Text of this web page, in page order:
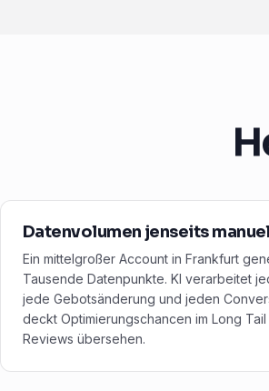
Datenvolumen jenseits
Ein mittelgroßer Account in Frankfurt
Tausende Datenpunkte. KI verarbeitet
jede Gebotsänderung und jeden
deckt Optimierungschancen im Long
Reviews übersehen.